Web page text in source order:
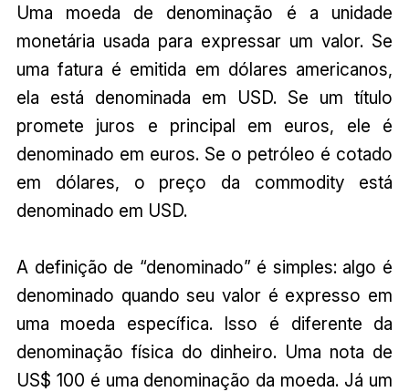
Uma moeda de denominação é a unidade
monetária usada para expressar um valor. Se
uma fatura é emitida em dólares americanos,
ela está denominada em USD. Se um título
promete juros e principal em euros, ele é
denominado em euros. Se o petróleo é cotado
em dólares, o preço da commodity está
denominado em USD.
A definição de “denominado” é simples: algo é
denominado quando seu valor é expresso em
uma moeda específica. Isso é diferente da
denominação física do dinheiro. Uma nota de
US$ 100 é uma denominação da moeda. Já um